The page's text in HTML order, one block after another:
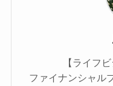
【ライフ
ファイナンシャル